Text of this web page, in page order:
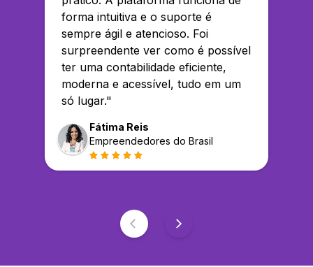
forma intuitiva e o suporte é
sempre ágil e atencioso. Foi
surpreendente ver como é possível
ter uma contabilidade eficiente,
moderna e acessível, tudo em um
só lugar."
Fátima Reis
Empreendedores do Brasil